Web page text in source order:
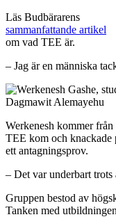
Läs Budbärarens
sammanfattande artikel
om vad TEE är.
– Jag är en människa
Dagmawit Alemayehu
Werkenesh kommer
TEE kom och knackade
ett antagningsprov.
– Det var underbart
Gruppen bestod av
Tanken med